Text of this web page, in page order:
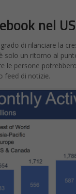
nel
di rilanciare la
solo un ritorno al
le persone
feed di notizie.